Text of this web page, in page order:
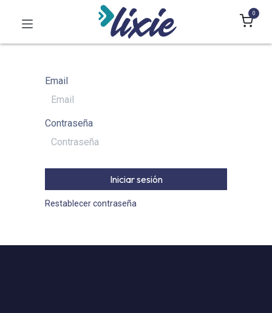
0
Email
Contraseña
Iniciar sesión
Restablecer contraseña